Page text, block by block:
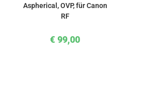
Aspherical, OVP, für Canon
RF
€ 99,00